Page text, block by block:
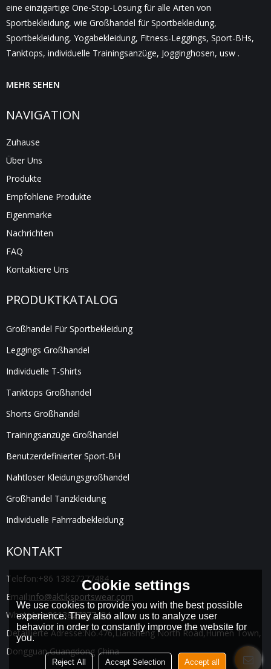
eine einzigartige One-Stop-Lösung für alle Arten von
Sportbekleidung, wie Großhandel für Sportbekleidung,
Sportbekleidung, Yogabekleidung, Fitness-Leggings, Sport-BHs,
Tanktops, individuelle Trainingsanzüge, Jogginghosen, usw .
MEHR SEHEN
NAVIGATION
Zuhause
Über Uns
Produkte
Empfohlene Produkte
Eigenmarke
Nachrichten
FAQ
Kontaktiere Uns
PRODUKTKATALOG
Großhandel Für Sportbekleidung
Leggings Großhandel
Individuelle T-Shirts
Tanktops Großhandel
Shorts Großhandel
Trainingsanzüge Großhandel
Benutzerdefinierter Sport-BH
Nahtloser Kleidungsgroßhandel
Großhandel Tanzkleidung
Individuelle Fahrradbekleidung
KONTAKT
Telefon:+86 13827277484
Email:info@aktiksportswear.com
WhatsApp:8613827277484
Detaillierte Adresse:No.476,Liansheng North Road,Humen Town,
Dongguan,Guangdong China
Cookie settings
We use cookies to provide you with the best possible
experience. They also allow us to analyze user
behavior in order to constantly improve the website for
you.
Reject All Accept Selection Accept all